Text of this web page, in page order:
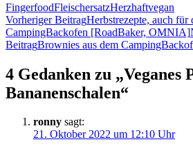
FingerfoodFleischersatzHerzhaftvegan
Beitragsnavigation
Vorheriger BeitragHerbstrezepte, auch für
CampingBackofen [RoadBaker, OMNIA]
BeitragBrownies aus dem
4 Gedanken zu „Veganes
Bananenschalen“
ronny sagt:
21. Oktober 2022 um 12:10 Uhr